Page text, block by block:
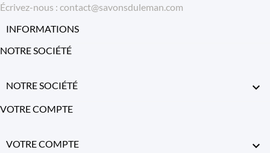
Écrivez-nous : contact@savonsduleman.com
INFORMATIONS
NOTRE SOCIÉTÉ
NOTRE SOCIÉTÉ 
VOTRE COMPTE
VOTRE COMPTE 